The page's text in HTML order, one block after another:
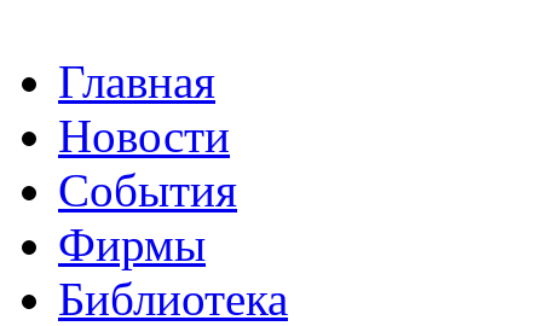
Главная
Новости
События
Фирмы
Библиотека